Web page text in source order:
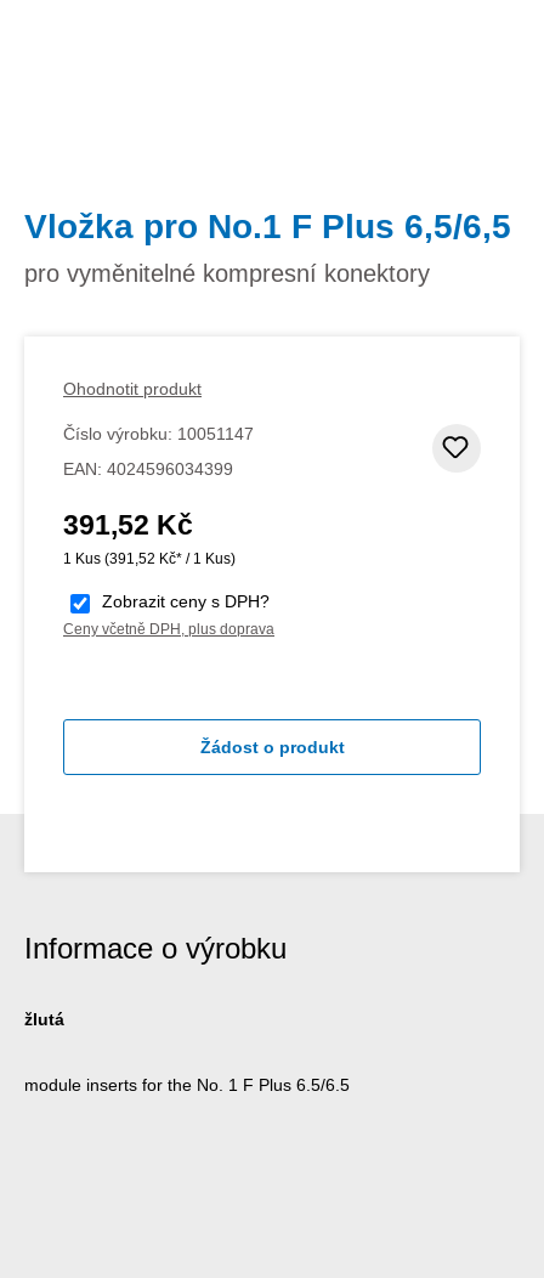
Vložka pro No.1 F Plus 6,5/6,5
pro vyměnitelné kompresní konektory
Ohodnotit produkt
Číslo výrobku: 10051147
EAN: 4024596034399
Běžná cena:
391,52 Kč
1 Kus (391,52 Kč* / 1 Kus)
Zobrazit ceny s DPH?
Ceny včetně DPH, plus doprava
Žádost o produkt
Informace o výrobku
žlutá
module inserts for the No. 1 F Plus 6.5/6.5